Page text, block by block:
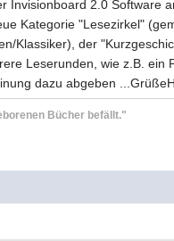
Invisionboard 2.0 Software
Kategorie "Lesezirkel"
Klassiker), der
Leserunden, wie z.B.
dazu abgeben
Bücher befällt."